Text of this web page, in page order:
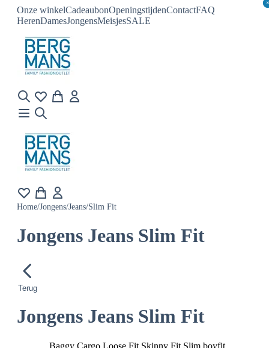
Onze winkelCadeaubonOpeningstijdenContactFAQ
HerenDamesJongensMeisjesSALE
×
×
Home/Jongens/Jeans/Slim Fit
Jongens Jeans Slim Fit
Terug
Jongens Jeans Slim Fit
Baggy Cargo Loose Fit Skinny Fit Slim boyfit